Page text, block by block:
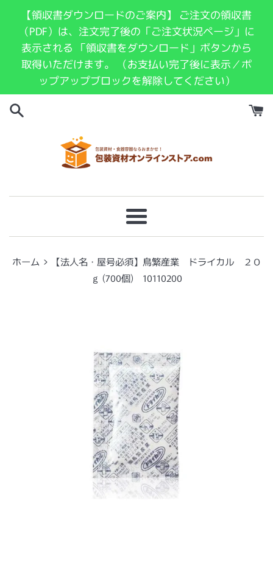
【領収書ダウンロードのご案内】 ご注文の領収書
（PDF）は、注文完了後の「ご注文状況ページ」に
表示される 「領収書をダウンロード」ボタンから
取得いただけます。 （お支払い完了後に表示／ポ
ップアップブロックを解除してください）
メ
ニ
ュ
ー
ホーム ›
【法人名・屋号必須】鳥繁産業 ドライカル ２０
ｇ (700個) 10110200